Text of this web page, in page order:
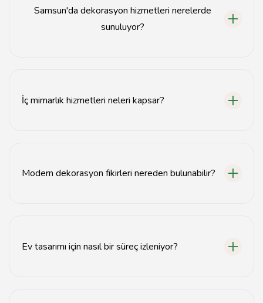
Samsun'da dekorasyon hizmetleri nerelerde
sunuluyor?
İç mimarlık hizmetleri neleri kapsar?
Modern dekorasyon fikirleri nereden bulunabilir?
Ev tasarımı için nasıl bir süreç izleniyor?